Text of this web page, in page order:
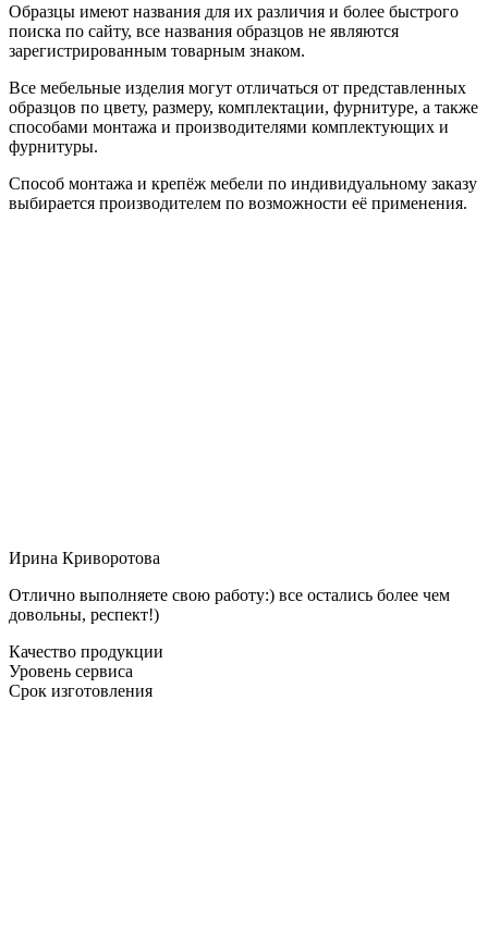
Образцы имеют названия для их различия и более быстрого
поиска по сайту, все названия образцов не являются
зарегистрированным товарным знаком.
Все мебельные изделия могут отличаться от представленных
образцов по цвету, размеру, комплектации, фурнитуре, а также
способами монтажа и производителями комплектующих и
фурнитуры.
Способ монтажа и крепёж мебели по индивидуальному заказу
выбирается производителем по возможности её применения.
Ирина Криворотова
Отлично выполняете свою работу:) все остались более чем
довольны, респект!)
Качество продукции
Уровень сервиса
Срок изготовления